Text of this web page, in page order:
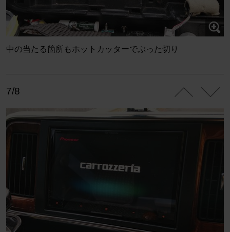
中の当たる箇所もホットカッターでぶった切り
7/8